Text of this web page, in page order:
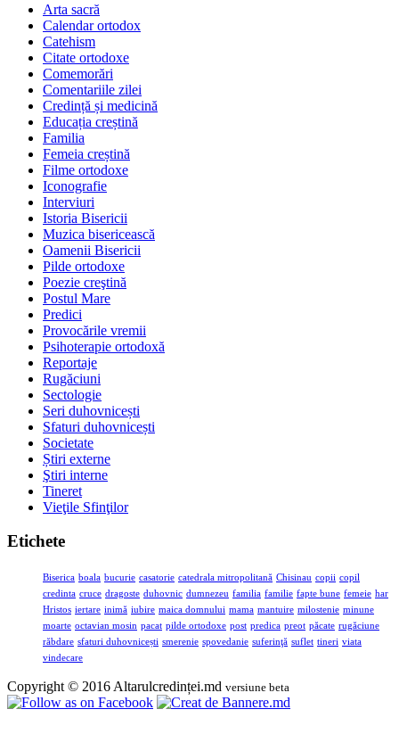
Arta sacră
Calendar ortodox
Catehism
Citate ortodoxe
Comemorări
Comentariile zilei
Credință și medicină
Educația creștină
Familia
Femeia creștină
Filme ortodoxe
Iconografie
Interviuri
Istoria Bisericii
Muzica bisericească
Oamenii Bisericii
Pilde ortodoxe
Poezie creştină
Postul Mare
Predici
Provocările vremii
Psihoterapie ortodoxă
Reportaje
Rugăciuni
Sectologie
Seri duhovnicești
Sfaturi duhovnicești
Societate
Știri externe
Ştiri interne
Tineret
Vieţile Sfinţilor
Etichete
Biserica boala bucurie casatorie catedrala mitropolitană Chisinau copii copil
credinta cruce dragoste duhovnic dumnezeu familia familie fapte bune femeie har
Hristos iertare inimă iubire maica domnului mama mantuire milostenie minune
moarte octavian mosin pacat pilde ortodoxe post predica preot păcate rugăciune
răbdare sfaturi duhovnicești smerenie spovedanie suferinţă suflet tineri viata
vindecare
Copyright © 2016 Altarulcredinței.md versiune beta